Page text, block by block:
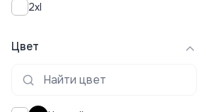
2xl
Цвет